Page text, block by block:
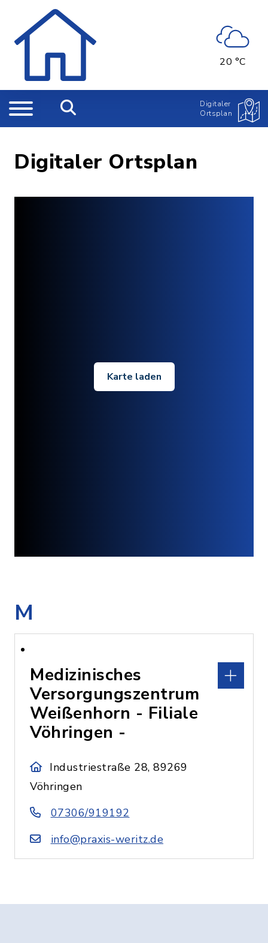
20 °C
Digitaler
Ortsplan
Digitaler Ortsplan
Karte laden
M
Medizinisches
Versorgungszentrum
Weißenhorn - Filiale
Vöhringen -
Industriestraße 28, 89269
Vöhringen
07306/919192
info@praxis-weritz.de